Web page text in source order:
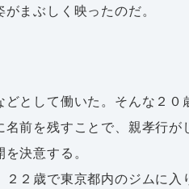
まぶしく映ったのだ。
として働いた。そんな２０
前を残すことで、親孝行
決意する。
２歳で東京都内のジムに